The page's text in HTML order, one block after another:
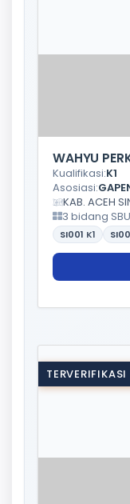
WAHYU
Kualifikasi:K1
Asosiasi:
KAB. ACEH
3 bidang SBU
SI001 K1